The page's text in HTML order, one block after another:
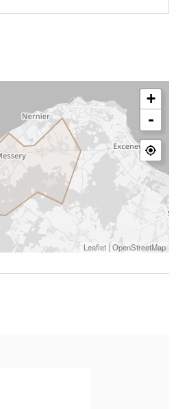
+
-
Leaflet | OpenStreetMap